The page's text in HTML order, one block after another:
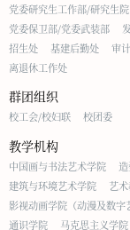
党委研究生工作部/研究生院
党委保卫部/党委武装部
招生处
基建后勤处 审
离退休工作处
群团组织
校工会/校妇联 校团委
教学机构
中国画与书法艺术学院
建筑与环境艺术学院
艺
影视动画学院（动漫及数字
通识学院
马克思主义学院